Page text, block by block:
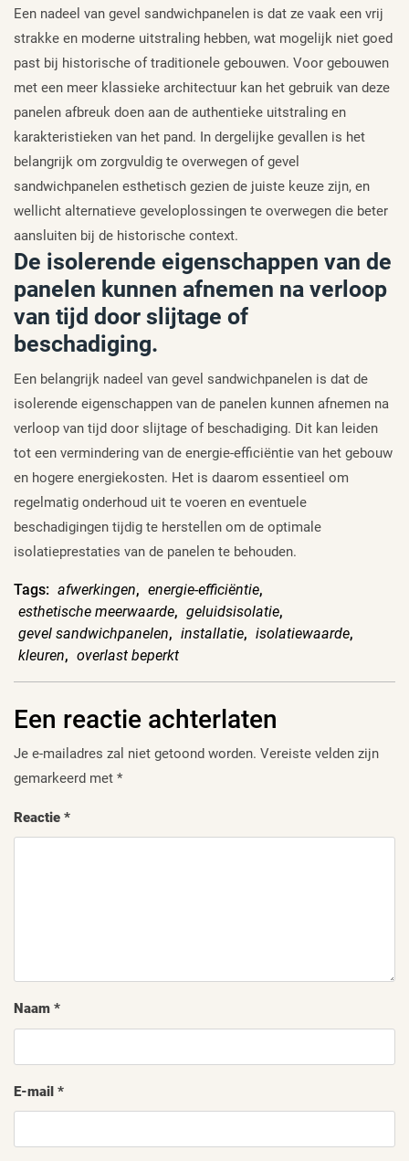
Een nadeel van gevel sandwichpanelen is dat ze vaak een vrij
strakke en moderne uitstraling hebben, wat mogelijk niet goed
past bij historische of traditionele gebouwen. Voor gebouwen
met een meer klassieke architectuur kan het gebruik van deze
panelen afbreuk doen aan de authentieke uitstraling en
karakteristieken van het pand. In dergelijke gevallen is het
belangrijk om zorgvuldig te overwegen of gevel
sandwichpanelen esthetisch gezien de juiste keuze zijn, en
wellicht alternatieve geveloplossingen te overwegen die beter
aansluiten bij de historische context.
De isolerende eigenschappen van de
panelen kunnen afnemen na verloop
van tijd door slijtage of
beschadiging.
Een belangrijk nadeel van gevel sandwichpanelen is dat de
isolerende eigenschappen van de panelen kunnen afnemen na
verloop van tijd door slijtage of beschadiging. Dit kan leiden
tot een vermindering van de energie-efficiëntie van het gebouw
en hogere energiekosten. Het is daarom essentieel om
regelmatig onderhoud uit te voeren en eventuele
beschadigingen tijdig te herstellen om de optimale
isolatieprestaties van de panelen te behouden.
Tags: afwerkingen, energie-efficiëntie,
esthetische meerwaarde, geluidsisolatie,
gevel sandwichpanelen, installatie, isolatiewaarde,
kleuren, overlast beperkt
Een reactie achterlaten
Je e-mailadres zal niet getoond worden. Vereiste velden zijn
gemarkeerd met *
Reactie *
Naam *
E-mail *